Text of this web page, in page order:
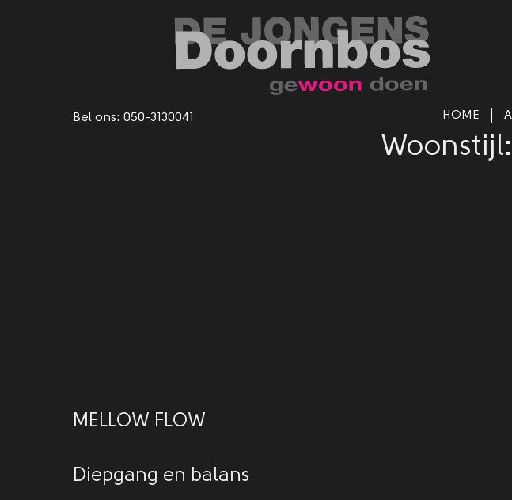
Bel ons: 050-3130041 HOME
MELLOW FLOW
Diepgang en balans